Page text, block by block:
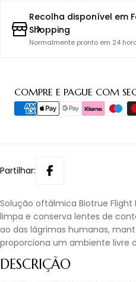
Recolha disponível em
Shopping
Normalmente pronto em 24
COMPRE E PAGUE COM
Métodos
de
pagamento
Partilhar:
Solução oftálmica Biotrue Flight
limpa e conserva lentes de
ao das lágrimas humanas,
proporciona um ambiente livre
DESCRIÇÃO